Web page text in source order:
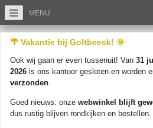
MENU
Ansichtkaarten Roden (DR)
RODEN - Jeugdherberg De
(Artikelnr: A44353)
🌴 Vakantie bij Goltbeeck! 🌞
Ook wij gaan er even tussenuit! Van 31
2026is ons kantoor gesloten en worden
verzonden.
Goed nieuws: onze webwinkel blijft
dus rustig blijven rondkijken en bestellen.